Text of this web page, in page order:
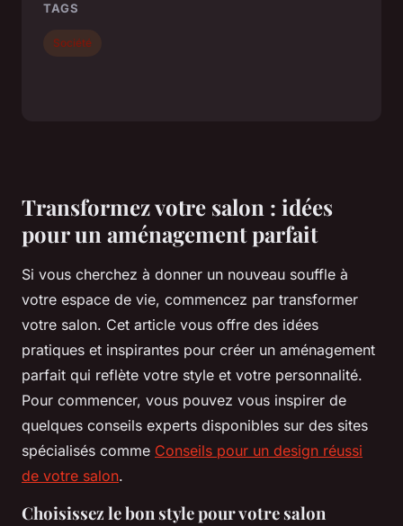
Transformez votre salon : idées
pour un aménagement parfait
Si vous cherchez à donner un nouveau souffle à
votre espace de vie, commencez par transformer
votre salon. Cet article vous offre des idées
pratiques et inspirantes pour créer un aménagement
parfait qui reflète votre style et votre personnalité.
Pour commencer, vous pouvez vous inspirer de
quelques conseils experts disponibles sur des sites
spécialisés comme Conseils pour un design réussi
de votre salon.
Choisissez le bon style pour votre salon
TAGS
Société